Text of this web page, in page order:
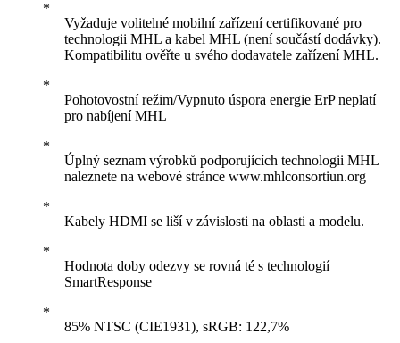
Vyžaduje volitelné mobilní zařízení certifikované pro
technologii MHL a kabel MHL (není součástí dodávky).
Kompatibilitu ověřte u svého dodavatele zařízení MHL.
Pohotovostní režim/Vypnuto úspora energie ErP neplatí
pro nabíjení MHL
Úplný seznam výrobků podporujících technologii MHL
naleznete na webové stránce www.mhlconsortiun.org
Kabely HDMI se liší v závislosti na oblasti a modelu.
Hodnota doby odezvy se rovná té s technologií
SmartResponse
85% NTSC (CIE1931), sRGB: 122,7%